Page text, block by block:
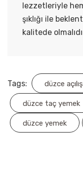
lezzetleriyle
şıklığı ile
kalitede
Tags: düzce
düzce taç yemek
düzce yemek